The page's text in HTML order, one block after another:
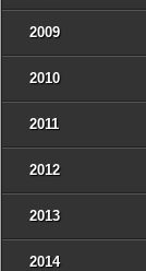
2009
2010
2011
2012
2013
2014